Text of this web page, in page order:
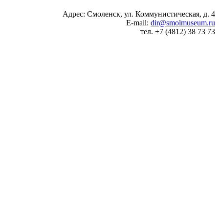
Адрес: Смоленск, ул. Коммунистическая, д. 4
E-mail: dir@smolmuseum.ru
тел. +7 (4812) 38 73 73